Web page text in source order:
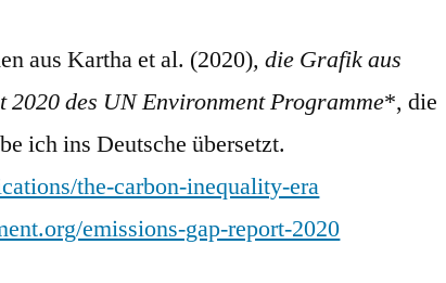
aus Kartha et al. (2020), die Grafik aus
2020 des UN Environment Programme*, die
ich ins Deutsche übersetzt.
the-carbon-inequality-era
emissions-gap-report-2020